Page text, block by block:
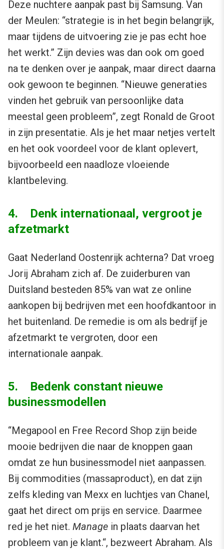
Deze nuchtere aanpak past bij Samsung. Van
der Meulen: “strategie is in het begin belangrijk,
maar tijdens de uitvoering zie je pas echt hoe
het werkt.” Zijn devies was dan ook om goed
na te denken over je aanpak, maar direct daarna
ook gewoon te beginnen. “Nieuwe generaties
vinden het gebruik van persoonlijke data
meestal geen probleem”, zegt Ronald de Groot
in zijn presentatie. Als je het maar netjes vertelt
en het ook voordeel voor de klant oplevert,
bijvoorbeeld een naadloze vloeiende
klantbeleving.
4. Denk internationaal, vergroot je
afzetmarkt
Gaat Nederland Oostenrijk achterna? Dat vroeg
Jorij Abraham zich af. De zuiderburen van
Duitsland besteden 85% van wat ze online
aankopen bij bedrijven met een hoofdkantoor in
het buitenland. De remedie is om als bedrijf je
afzetmarkt te vergroten, door een
internationale aanpak.
5. Bedenk constant nieuwe
businessmodellen
“Megapool en Free Record Shop zijn beide
mooie bedrijven die naar de knoppen gaan
omdat ze hun businessmodel niet aanpassen.
Bij commodities (massaproduct), en dat zijn
zelfs kleding van Mexx en luchtjes van Chanel,
gaat het direct om prijs en service. Daarmee
red je het niet. Manage in plaats daarvan het
probleem van je klant.“, bezweert Abraham. Als